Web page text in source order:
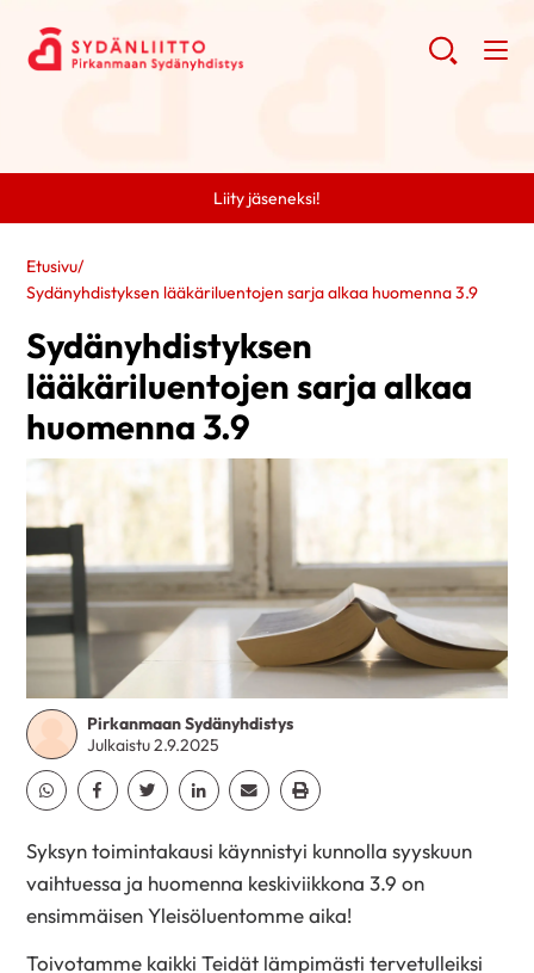
Liity jäseneksi!
Etusivu/
Sydänyhdistyksen lääkäriluentojen sarja alkaa huomenna 3.9
Sydänyhdistyksen
lääkäriluentojen sarja alkaa
huomenna 3.9
Pirkanmaan Sydänyhdistys
Julkaistu 2.9.2025
Jaa Whatsapp
Jaa Facebook
Jaa TwitterJaa Linkedin
Jaa EmailJaa Print
Syksyn toimintakausi käynnistyi kunnolla syyskuun
vaihtuessa ja huomenna keskiviikkona 3.9 on
ensimmäisen Yleisöluentomme aika!
Toivotamme kaikki Teidät lämpimästi tervetulleiksi